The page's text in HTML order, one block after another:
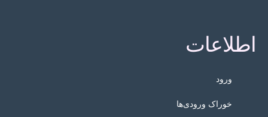
اطلاعات
ورود
خوراک ورودی‌ها